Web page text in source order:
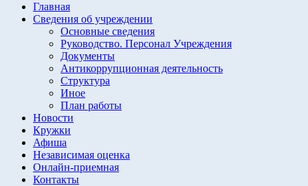
Главная
Сведения об учреждении
Основные сведения
Руководство. Персонал Учреждения
Документы
Антикоррупционная деятельность
Структура
Иное
План работы
Новости
Кружки
Афиша
Независимая оценка
Онлайн-приемная
Контакты